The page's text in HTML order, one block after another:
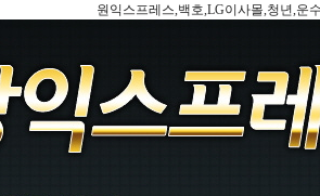
원익스프레스,백호,LG이사몰,청년,운